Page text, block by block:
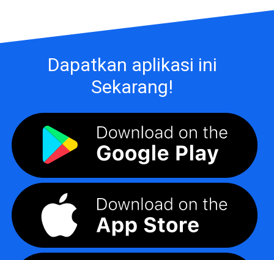
Dapatkan aplikasi ini
Sekarang!